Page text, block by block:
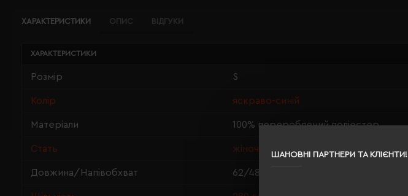
ШАНОВНІ ПАРТНЕРИ ТА КЛІЄНТИ!
ХАРАКТЕРИСТИКИ ОПИС ВІДГУКИ
ХАРАКТЕРИСТИКИ
Розмір S
Колір яскраво-синій
Матеріали 100% перероблений поліестер
Стать жіноча
Довжина/Напівобхват 62/48